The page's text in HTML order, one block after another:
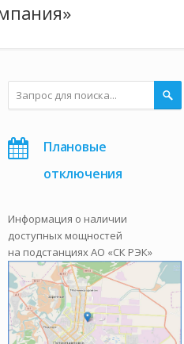
Плановые
отключения
Информация о наличии
доступных мощностей
на подстанциях АО «СК РЭК»